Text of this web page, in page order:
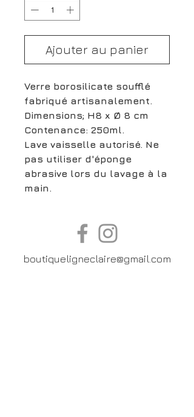
Ajouter au panier
Verre borosilicate soufflé
fabriqué artisanalement.
Dimensions; H8 x Ø 8 cm
Contenance: 250ml.
Lave vaisselle autorisé. Ne
pas utiliser d'éponge
abrasive lors du lavage à la
main.
boutiqueligneclaire@gmail.com